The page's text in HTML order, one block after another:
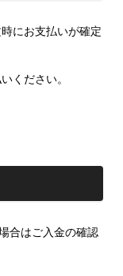
にお支払いが確定
ください。
合はご入金の確認